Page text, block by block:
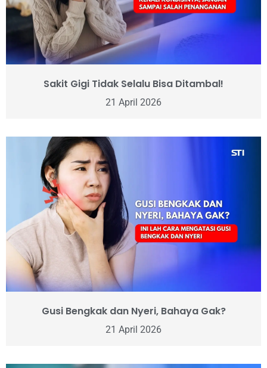
Sakit Gigi Tidak Selalu Bisa Ditambal!
21 April 2026
Gusi Bengkak dan Nyeri, Bahaya Gak?
21 April 2026